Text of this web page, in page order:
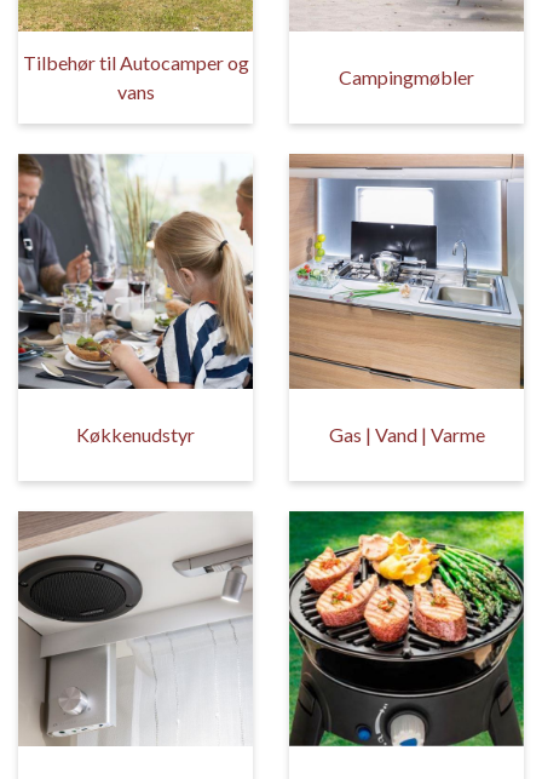
Tilbehør til Autocamper og
vans
Campingmøbler
Køkkenudstyr Gas | Vand | Varme